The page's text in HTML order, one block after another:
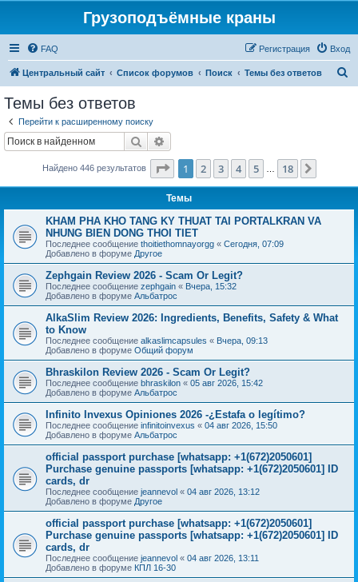
Грузоподъёмные краны
FAQ Вход
Регистрация
Центральный сайт Список форумов Поиск Темы без ответов
Темы без ответов
Перейти к расширенному поиску
Поиск
Найдено 446 результатов Страница из 18
1 2 3 4 5 18
Темы
KHAM PHA KHO TANG KY THUAT TAI PORTALKRAN VA
NHUNG BIEN DONG THOI TIET
Последнее сообщение thoitiethomnayorgg « Сегодня, 07:09
Добавлено в форуме Другое
Zephgain Review 2026 - Scam Or Legit?
Последнее сообщение zephgain « Вчера, 15:32
Добавлено в форуме Альбатрос
AlkaSlim Review 2026: Ingredients, Benefits, Safety & What
to Know
Последнее сообщение alkaslimcapsules « Вчера, 09:13
Добавлено в форуме Общий форум
Bhraskilon Review 2026 - Scam Or Legit?
Последнее сообщение bhraskilon « 05 авг 2026, 15:42
Добавлено в форуме Альбатрос
Infinito Invexus Opiniones 2026 -¿Estafa o legítimo?
Последнее сообщение infinitoinvexus « 04 авг 2026, 15:50
Добавлено в форуме Альбатрос
official passport purchase [whatsapp: +1(672)2050601]
Purchase genuine passports [whatsapp: +1(672)2050601] ID
cards, dr
Последнее сообщение jeannevol « 04 авг 2026, 13:12
Добавлено в форуме Другое
official passport purchase [whatsapp: +1(672)2050601]
Purchase genuine passports [whatsapp: +1(672)2050601] ID
cards, dr
Последнее сообщение jeannevol « 04 авг 2026, 13:11
Добавлено в форуме КПЛ 16-30